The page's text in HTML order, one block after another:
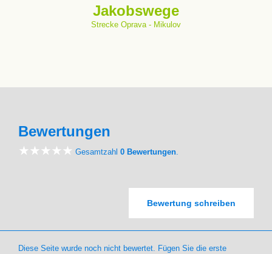
Jakobswege
Strecke Oprava - Mikulov
Bewertungen
Gesamtzahl 0 Bewertungen.
Bewertung schreiben
Diese Seite wurde noch nicht bewertet. Fügen Sie die erste